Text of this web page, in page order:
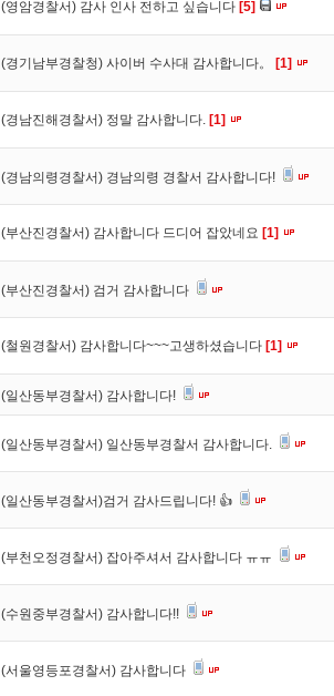
(영암경찰서) 감사 인사 전하고 싶습니다 [5]
(경기남부경찰청) 사이버 수사대 감사합니다。 [1]
(경남진해경찰서) 정말 감사합니다. [1]
(경남의령경찰서) 경남의령 경찰서 감사합니다!
(부산진경찰서) 감사합니다 드디어 잡았네요 [1]
(부산진경찰서) 검거 감사합니다
(철원경찰서) 감사합니다~~~고생하셨습니다 [1]
(일산동부경찰서) 감사합니다!
(일산동부경찰서) 일산동부경찰서 감사합니다.
(일산동부경찰서)검거 감사드립니다! 👍
(부천오정경찰서) 잡아주셔서 감사합니다 ㅠㅠ
(수원중부경찰서) 감사합니다!!
(서울영등포경찰서) 감사합니다